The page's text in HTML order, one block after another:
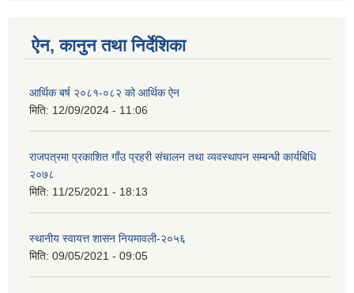
ऐन, कानुन तथा निर्देशिका
आर्थिक बर्ष २०८१-०८२ को आर्थिक ऐन
मिति: 12/09/2024 - 11:06
राजपत्रमा प्रकाशित गाँउ प्रहरी संचालन तथा व्यवस्थापन सम्बन्धी कार्यबिधि
२०७८
मिति: 11/25/2021 - 18:13
स्थानीय स्वायत्त शासन नियमावली-२०५६
मिति: 09/05/2021 - 09:05